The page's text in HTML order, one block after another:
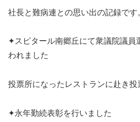
社長と難病連との思い出の記録です
✦スピタール南郷丘にて衆議院議員
われました
投票所になったレストランに赴き投
✦永年勤続表彰を行いました